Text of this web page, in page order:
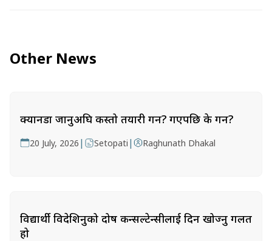
Other News
क्यानडा जानुअघि कस्तो तयारी गर्ने? गएपछि के गर्ने?
20 July, 2026 | Setopati | Raghunath Dhakal
विद्यार्थी विदेशिनुको दोष कन्सल्टेन्सीलाई दिन खोज्नु गलत
हो